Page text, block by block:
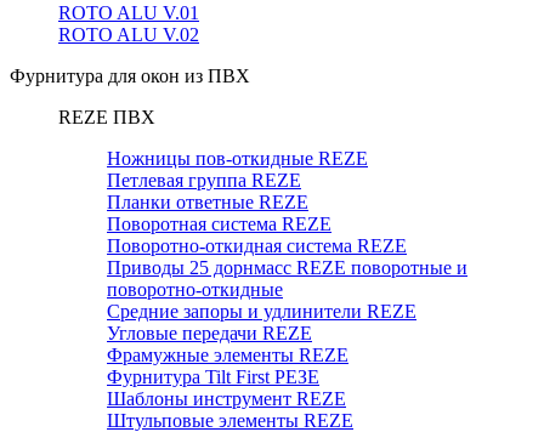
ROTO ALU V.01
ROTO ALU V.02
Фурнитура для окон из ПВХ
REZE ПВХ
Ножницы пов-откидные REZE
Петлевая группа REZE
Планки ответные REZE
Поворотная система REZE
Поворотно-откидная система REZE
Приводы 25 дорнмасс REZE поворотные и
поворотно-откидные
Средние запоры и удлинители REZE
Угловые передачи REZE
Фрамужные элементы REZE
Фурнитура Tilt First РЕЗЕ
Шаблоны инструмент REZE
Штульповые элементы REZE